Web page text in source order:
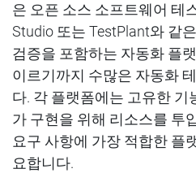
은 오픈 소스 소프트웨어 테
Studio 또는 TestPlant와 같
검증을 포함하는 자동화 플
이르기까지 수많은 자동화
다. 각 플랫폼에는 고유한 기
가 구현을 위해 리소스를 투
요구 사항에 가장 적합한 플
요합니다.